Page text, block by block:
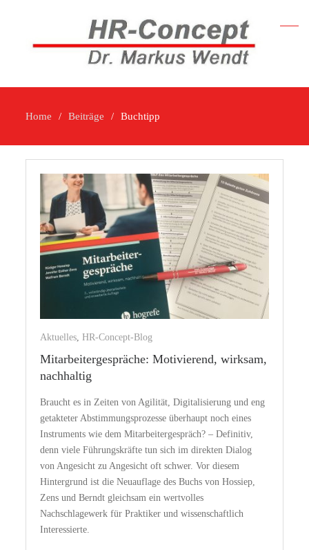
Home Beiträge Buchtipp
Aktuelles ,HR-Concept-Blog
Mitarbeitergespräche: Motivierend, wirksam,
nachhaltig
Braucht es in Zeiten von Agilität, Digitalisierung und eng
getakteter Abstimmungsprozesse überhaupt noch eines
Instruments wie dem Mitarbeitergespräch? – Definitiv,
denn viele Führungskräfte tun sich im direkten Dialog
von Angesicht zu Angesicht oft schwer. Vor diesem
Hintergrund ist die Neuauflage des Buchs von Hossiep,
Zens und Berndt gleichsam ein wertvolles
Nachschlagewerk für Praktiker und wissenschaftlich
Interessierte.